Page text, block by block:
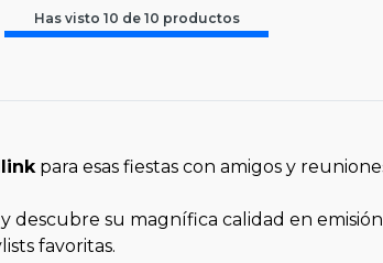
Has visto 10 de 10 productos
para esas fiestas con amigos y
descubre su magnífica calidad en
favoritas.